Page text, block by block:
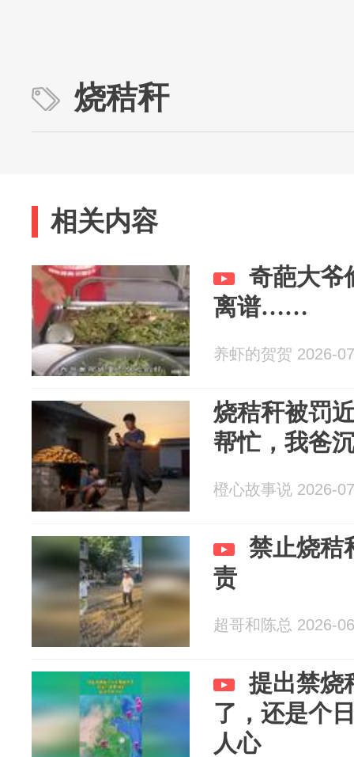
烧秸秆
相关内容
奇葩大爷
离谱……
养虾的贺贺 2026-
烧秸秆被罚
帮忙，我爸
橙心故事说 2026-
禁止烧秸
责
超哥和陈总 2026-
提出禁烧
了，还是个
人心